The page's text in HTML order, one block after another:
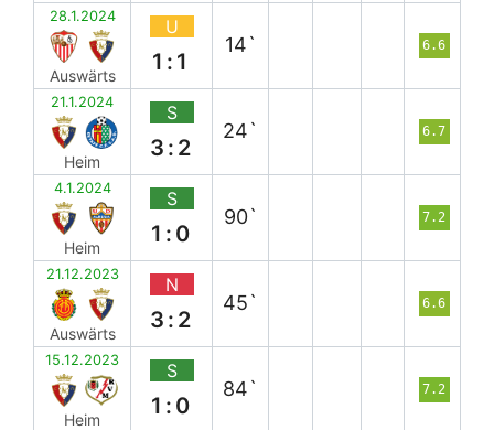
28.1.2024
Auswärts
U
1:1
14` 6.6
21.1.2024
Heim
S
3:2
24` 6.7
4.1.2024
Heim
S
1:0
90` 7.2
21.12.2023
Auswärts
N
3:2
45` 6.6
15.12.2023
Heim
S
1:0
84` 7.2